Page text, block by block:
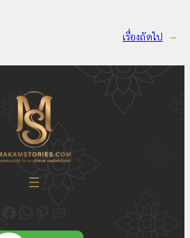
เรื่องถัดไป →